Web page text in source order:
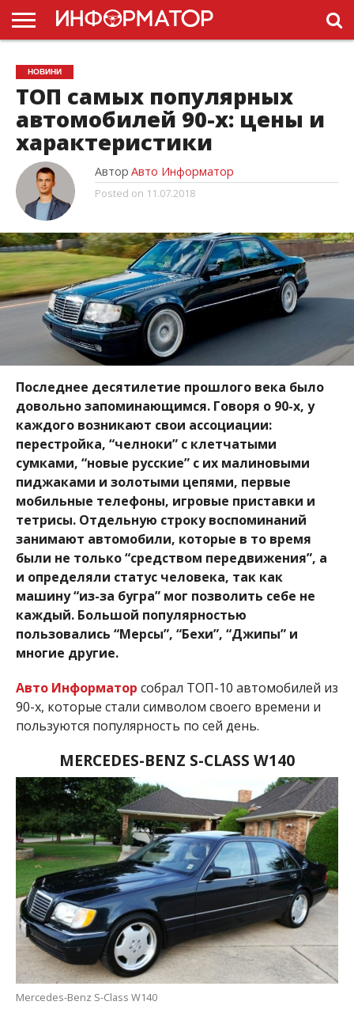
ГОЛОВНА
НОВИНИ
ПДР
УКРАЇНИ
РЕКЛАМА
ПРОЕКТЫ
НОВИНИ
ТОП самых популярных
автомобилей 90-х: цены и
характеристики
Автор Авто Информатор
Posted on 11.07.2018
Последнее десятилетие прошлого века было
довольно запоминающимся. Говоря о 90-х, у
каждого возникают свои ассоциации:
перестройка, “челноки” с клетчатыми
сумками, “новые русские” с их малиновыми
пиджаками и золотыми цепями, первые
мобильные телефоны, игровые приставки и
тетрисы. Отдельную строку воспоминаний
занимают автомобили, которые в то время
были не только “средством передвижения”, а
и определяли статус человека, так как
машину “из-за бугра” мог позволить себе не
каждый. Большой популярностью
пользовались “Мерсы”, “Бехи”, “Джипы” и
многие другие.
Авто Информатор собрал ТОП-10 автомобилей из
90-х, которые стали символом своего времени и
пользуются популярность по сей день.
MERCEDES-BENZ S-CLASS W140
Mercedes-Benz S-Class W140